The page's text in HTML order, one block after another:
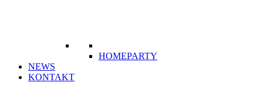
HOMEPARTY
NEWS
KONTAKT